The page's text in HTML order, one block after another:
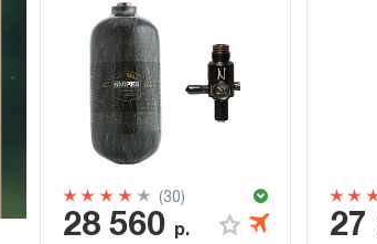
(30)
28 560 р. 27